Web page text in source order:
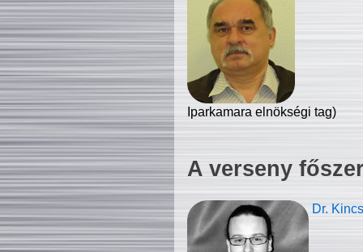
Iparkamara elnökségi tag)
A verseny
Dr.